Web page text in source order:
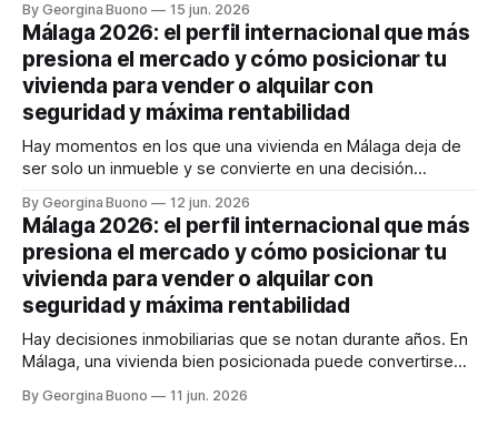
Málaga, esa duda pesa más que nunca. El sueño
mediterráneo sigue atrayendo capital, talento y familias
internacionales,
By Georgina Buono 15 jun. 2026
Málaga 2026: el perfil internacional que más
presiona el mercado y cómo posicionar tu
vivienda para vender o alquilar con
seguridad y máxima rentabilidad
Hay momentos en los que una vivienda en Málaga deja de
ser solo un inmueble y se convierte en una decisión
en un mercado donde el comprador internacional llega
rápido, bien informado y con poder de decisión. Si alquilas,
quieres rentabilidad, sí,
By Georgina Buono 12 jun. 2026
Málaga 2026: el perfil internacional que más
presiona el mercado y cómo posicionar tu
vivienda para vender o alquilar con
seguridad y máxima rentabilidad
Hay decisiones inmobiliarias que se notan durante años. En
Málaga, una vivienda bien posicionada puede convertirse
puede traducirse en meses de espera, visitas
By Georgina Buono 11 jun. 2026